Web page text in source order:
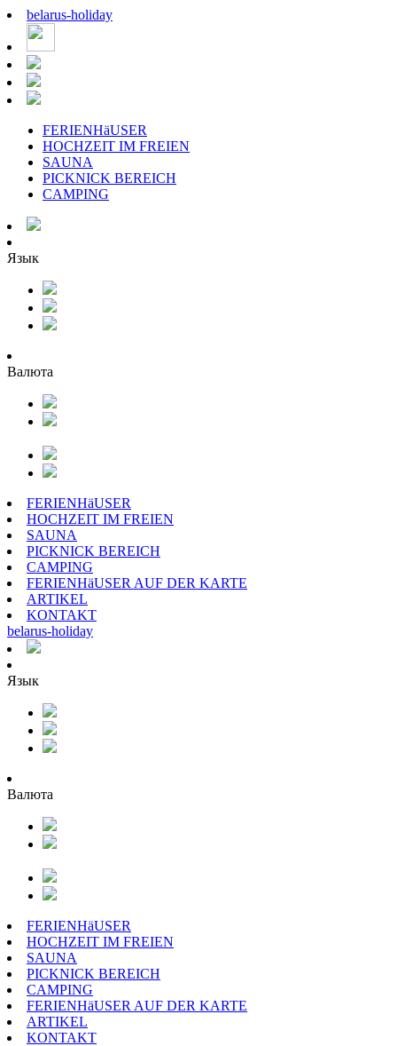
belarus-holiday
FERIENHäUSER
HOCHZEIT IM FREIEN
SAUNA
PICKNICK BEREICH
CAMPING
Язык
Валюта
FERIENHäUSER
HOCHZEIT IM FREIEN
SAUNA
PICKNICK BEREICH
CAMPING
FERIENHäUSER AUF DER KARTE
ARTIKEL
KONTAKT
belarus-holiday
Язык
Валюта
FERIENHäUSER
HOCHZEIT IM FREIEN
SAUNA
PICKNICK BEREICH
CAMPING
FERIENHäUSER AUF DER KARTE
ARTIKEL
KONTAKT